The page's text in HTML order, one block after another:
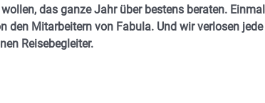
das ganze Jahr über bestens beraten. Einmal
den Mitarbeitern von Fabula. Und wir verlosen jede
Reisebegleiter.